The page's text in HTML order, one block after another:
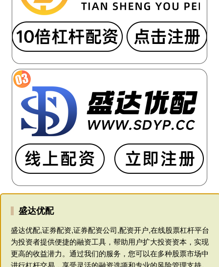
盛达优配
盛达优配,证券配资,证券配资公司,配资开户,在线股票杠杆平台
为投资者提供便捷的融资工具，帮助用户扩大投资资本，实现
更高的收益潜力。通过我们的服务，您可以在多种股票市场中